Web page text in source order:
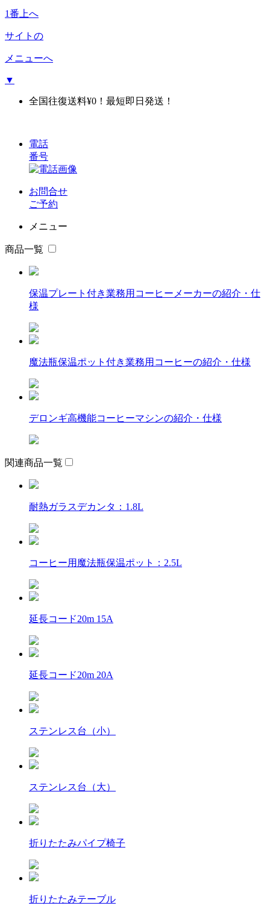
1番上へ
サイトの
メニューへ
▼
全国往復送料¥0！最短即日発送！
電話
番号
お問合せ
ご予約
メニュー
商品一覧
保温プレート付き業務用コーヒーメーカーの紹介・仕
様
魔法瓶保温ポット付き業務用コーヒーの紹介・仕様
デロンギ高機能コーヒーマシンの紹介・仕様
関連商品一覧
耐熱ガラスデカンタ：1.8L
コーヒー用魔法瓶保温ポット：2.5L
延長コード20m 15A
延長コード20m 20A
ステンレス台（小）
ステンレス台（大）
折りたたみパイプ椅子
折りたたみテーブル